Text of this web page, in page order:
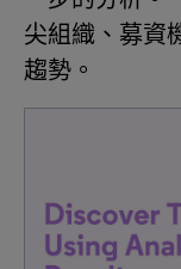
尖組織、募資
趨勢。